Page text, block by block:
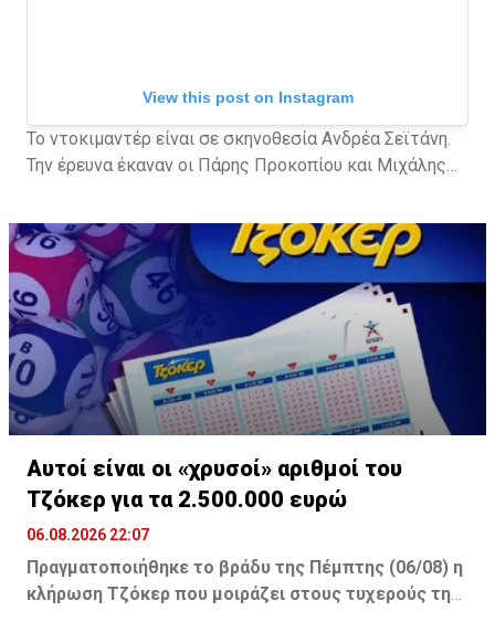
View this post on Instagram
A post shared by ERTflix (@ertflix)
Το ντοκιμαντέρ είναι σε σκηνοθεσία Ανδρέα Σεϊτάνη.
Την έρευνα έκαναν οι Πάρης Προκοπίου και Μιχάλης
Αυτοί είναι οι «χρυσοί» αριθμοί του
Τζόκερ για τα 2.500.000 ευρώ
06.08.2026 22:07
Πραγματοποιήθηκε το βράδυ της Πέμπτης (06/08) η
κλήρωση Τζόκερ που μοιράζει στους τυχερούς της